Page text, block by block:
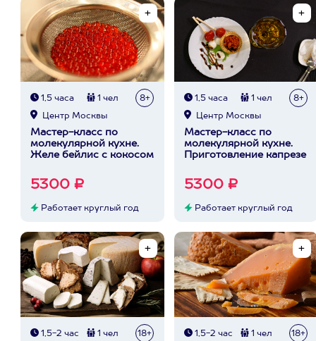
1,5 часа 1 чел 8+
Центр Москвы
Мастер-класс по
молекулярной кухне.
Желе бейлис с кокосом
5300 ₽
Работает круглый год
1,5 часа 1 чел 8+
Центр Москвы
Мастер-класс по
молекулярной кухне.
Приготовление капрезе
5300 ₽
Работает круглый год
1,5-2 час 1 чел 18+ 1,5-2 час 1 чел 18+